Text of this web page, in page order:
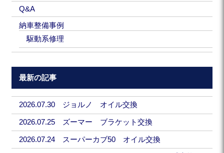
Q&A
納車整備事例
駆動系修理
最新の記事
2026.07.30 ジョルノ オイル交換
2026.07.25 ズーマー ブラケット交換
2026.07.24 スーパーカブ50 オイル交換